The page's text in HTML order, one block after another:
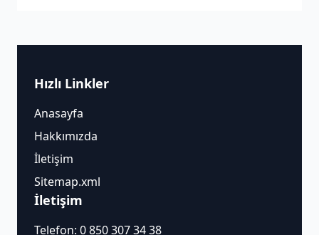
Hızlı Linkler
Anasayfa
Hakkımızda
İletişim
Sitemap.xml
İletişim
Telefon: 0 850 307 34 38